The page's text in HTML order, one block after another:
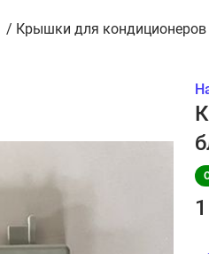
/ Крышки для кондиционеров